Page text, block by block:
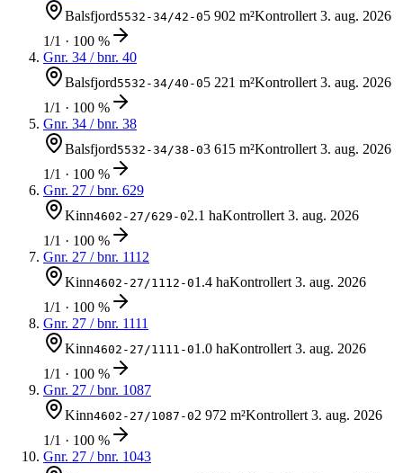
Balsfjord5532-34/42-05 902 m²Kontrollert3. aug. 2026
1/1 · 100 %
Gnr. 34 / bnr. 40
Balsfjord5532-34/40-05 221 m²Kontrollert3. aug. 2026
1/1 · 100 %
Gnr. 34 / bnr. 38
Balsfjord5532-34/38-03 615 m²Kontrollert3. aug. 2026
1/1 · 100 %
Gnr. 27 / bnr. 629
Kinn4602-27/629-02.1 haKontrollert3. aug. 2026
1/1 · 100 %
Gnr. 27 / bnr. 1112
Kinn4602-27/1112-01.4 haKontrollert3. aug. 2026
1/1 · 100 %
Gnr. 27 / bnr. 1111
Kinn4602-27/1111-01.0 haKontrollert3. aug. 2026
1/1 · 100 %
Gnr. 27 / bnr. 1087
Kinn4602-27/1087-02 972 m²Kontrollert3. aug. 2026
1/1 · 100 %
Gnr. 27 / bnr. 1043